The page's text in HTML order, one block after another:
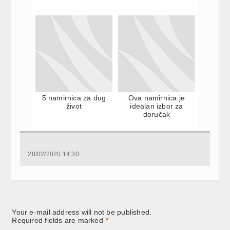
5 namirnica za dug
život
Ova namirnica je
idealan izbor za
doručak
28/02/2020 14:30
Your e-mail address will not be published.
Required fields are marked *